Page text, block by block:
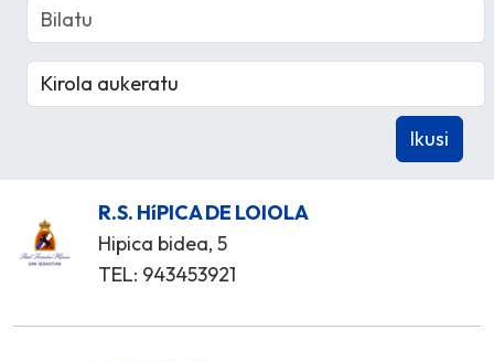
R.S. HíPICA DE LOIOLA
Hipica bidea, 5
TEL: 943453921